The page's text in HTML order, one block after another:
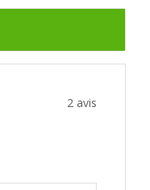
2 avis